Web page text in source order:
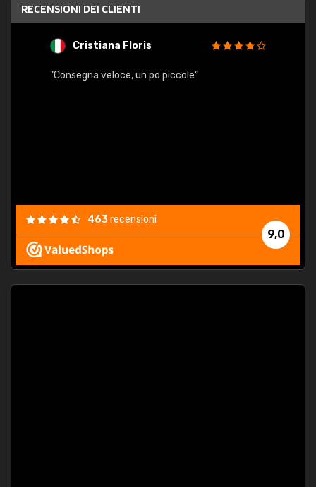
RECENSIONI DEI CLIENTI
Cristiana Floris
"Consegna veloce, un po piccole"
9,0
463recensioni